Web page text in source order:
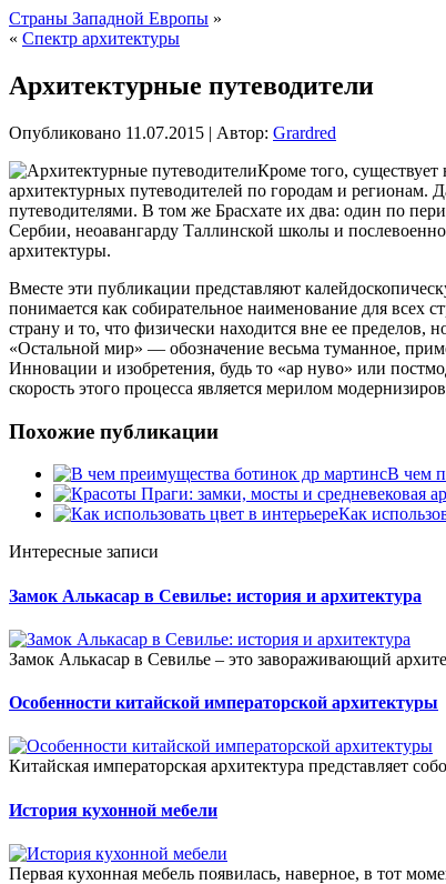
Страны Западной Европы »
« Спектр архитектуры
Архитектурные путеводители
Опубликовано 11.07.2015 | Автор: Grardred
Кроме того,
архитектурных путеводителей по городам и
путеводителями. В том же Брасхате их два: один по
Сербии, неоавангарду Таллинской школы и
архитектуры.
Вместе эти публикации представляют
понимается как собирательное наименование для всех
страну и то, что физически находится вне ее
«Остальной мир» — обозначение весьма туманное,
Инновации и изобретения, будь то «ар нуво» или
скорость этого процесса является мерилом
Похожие публикации
В чем
Как
Интересные записи
Замок Алькасар в Севилье: история и архитектура
Замок Алькасар в Севилье – это завораживающий
Особенности китайской императорской архитектуры
Китайская императорская архитектура представляет
История кухонной мебели
Первая кухонная мебель появилась, наверное, в тот